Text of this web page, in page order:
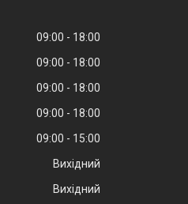
09:00
18:00
09:00
18:00
09:00
18:00
09:00
18:00
09:00
15:00
Вихідний
Вихідний